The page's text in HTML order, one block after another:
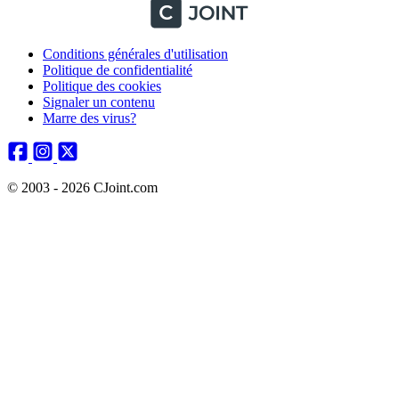
Conditions générales d'utilisation
Politique de confidentialité
Politique des cookies
Signaler un contenu
Marre des virus?
© 2003 - 2026 CJoint.com